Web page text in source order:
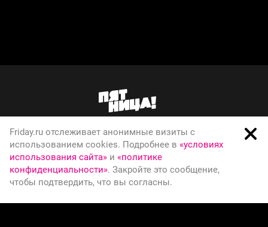
О телеканале
Вакансии
Правовая информация
Friday.ru отслеживает анонимные визиты с
использованием cookies. Подробнее в «условиях
использования сайта» и «политике
конфиденциальности». Закройте это сообщение,
чтобы подтвердить, что вы согласны.